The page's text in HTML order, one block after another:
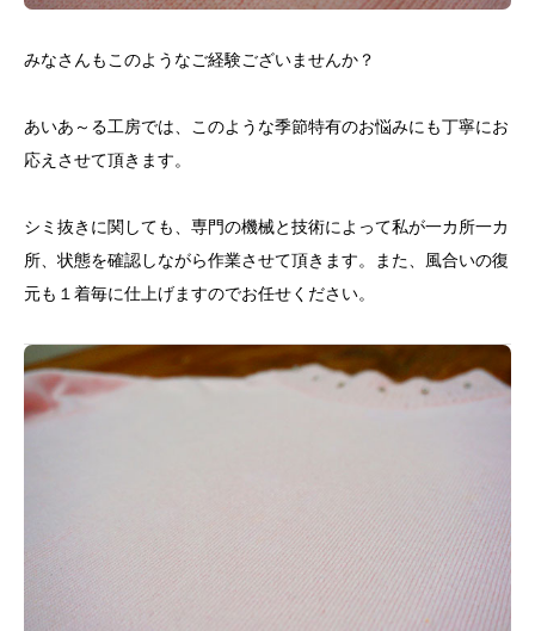
みなさんもこのようなご経験ございませんか？
あいあ～る工房では、このような季節特有のお悩みにも丁寧にお
応えさせて頂きます。
シミ抜きに関しても、専門の機械と技術によって私が一カ所一カ
所、状態を確認しながら作業させて頂きます。また、風合いの復
元も１着毎に仕上げますのでお任せください。